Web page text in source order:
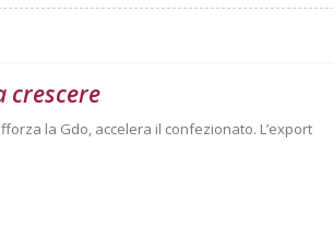
crescere
la Gdo, accelera il confezionato. L’export